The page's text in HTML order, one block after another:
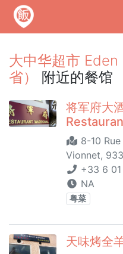
大中华超市
省）
附近的餐馆
将军府大
8-10
Vionnet,
+33 6
NA
粤菜
天味烤全